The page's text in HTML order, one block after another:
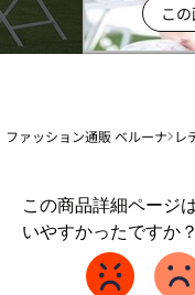
こ
ファッション通販 ベルーナ レ
この商品詳細ページ
いやすかったですか？
1
か